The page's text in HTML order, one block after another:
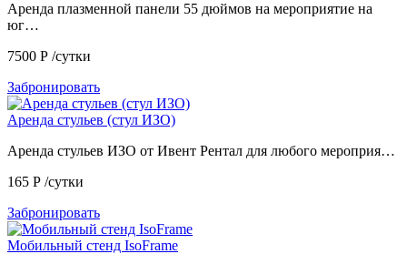
Аренда плазменной панели 55 дюймов на мероприятие на
юг…
7500 Р /сутки
Забронировать
Аренда стульев (стул ИЗО)
Аренда стульев ИЗО от Ивент Рентал для любого мероприя…
165 Р /сутки
Забронировать
Мобильный стенд IsoFrame